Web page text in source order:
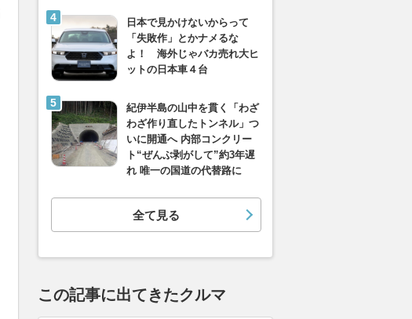
日本で見かけないからって
「失敗作」とかナメるな
よ！ 海外じゃバカ売れ大ヒ
ットの日本車４台
紀伊半島の山中を貫く「わざ
わざ作り直したトンネル」つ
いに開通へ 内部コンクリー
ト“ぜんぶ剥がして”約3年遅
れ 唯一の国道の代替路に
全て見る
この記事に出てきたクルマ